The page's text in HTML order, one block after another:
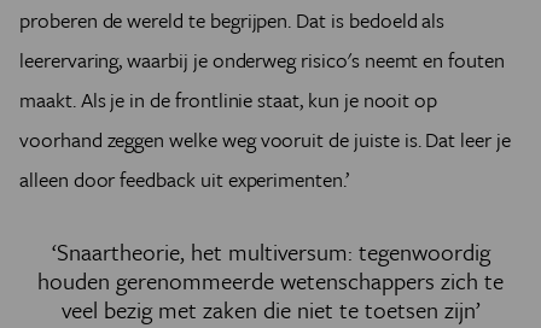
proberen de wereld te begrijpen. Dat is bedoeld als
leerervaring, waarbij je onderweg risico's neemt en fouten
maakt. Als je in de frontlinie staat, kun je nooit op
voorhand zeggen welke weg vooruit de juiste is. Dat leer je
alleen door feedback uit experimenten.’
‘Snaartheorie, het multiversum: tegenwoordig
houden gerenommeerde wetenschappers zich te
veel bezig met zaken die niet te toetsen zijn’